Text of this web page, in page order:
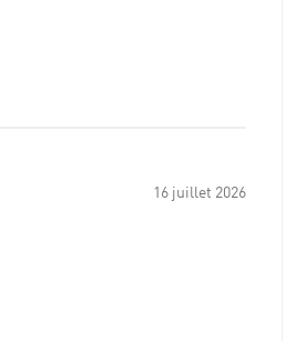
16 juillet 2026